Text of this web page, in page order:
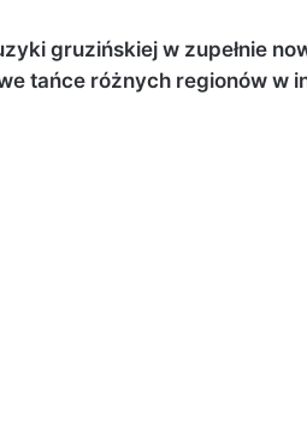
gruzińskiej w zupełnie
tańce różnych regionów w